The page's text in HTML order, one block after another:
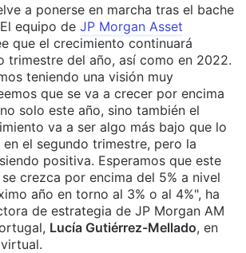
a ponerse en marcha tras el bache
equipo de JP Morgan Asset
que el crecimiento continuará
trimestre del año, así como en 2022.
teniendo una visión muy
que se va a crecer por encima
solo este año, sino también el
va a ser algo más bajo que lo
el segundo trimestre, pero la
positiva. Esperamos que este
crezca por encima del 5% a nivel
año en torno al 3% o al 4%", ha
de estrategia de JP Morgan AM
Lucía Gutiérrez-Mellado, en